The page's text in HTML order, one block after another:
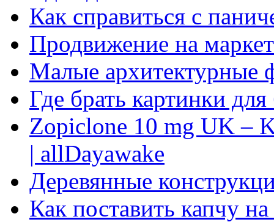
Как справиться с
Продвижение на
Малые архитектурные
Где брать картинки
Zopiclone 10 mg UK –
| allDayawake
Деревянные
Как поставить капчу